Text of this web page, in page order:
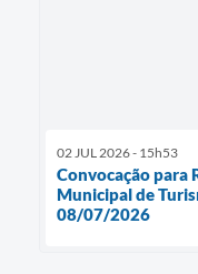
02 JUL 2026 - 15h53
Convocação para
Municipal de
08/07/2026